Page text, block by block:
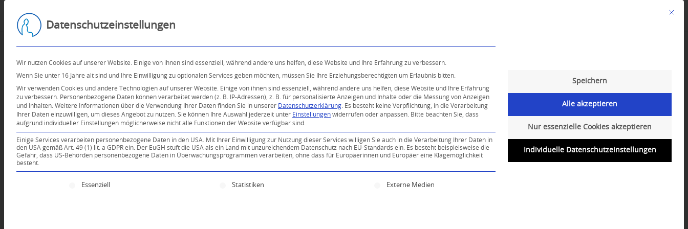
0
KOMMENTARE
Dein Kommentar
Mit
Datenschutzeinstellungen
Wir nutzen Cookies auf unserer Website. Einige von ihnen sind essenziell, während andere uns helfen, diese Website und Ihre Erfahrung zu verbessern.
Wenn Sie unter 16 Jahre alt sind und Ihre Einwilligung zu optionalen Services geben möchten, müssen Sie Ihre Erziehungsberechtigten um Erlaubnis bitten.
Wir verwenden Cookies und andere Technologien auf unserer Website. Einige von ihnen sind essenziell, während andere uns helfen, diese Website und Ihre Erfahrung
zu verbessern.
Personenbezogene Daten können verarbeitet werden (z. B. IP-Adressen), z. B. für personalisierte Anzeigen und Inhalte oder die Messung von Anzeigen
und Inhalten. Weitere Informationen über die Verwendung Ihrer Daten finden Sie in unserer Datenschutzerklärung
Es besteht keine Verpflichtung, in die Verarbeitung
Ihrer Daten einzuwilligen, um dieses Angebot zu nutzen. Sie können Ihre Auswahl jederzeit unter Einstellungen widerrufen oder anpassen.
Bitte beachten Sie, dass
aufgrund individueller Einstellungen möglicherweise nicht alle Funktionen der Website verfügbar sind.
Einige Services verarbeiten personenbezogene Daten in den USA. Mit Ihrer Einwilligung zur Nutzung dieser Services willigen Sie auch in die Verarbeitung Ihrer Daten in
den USA gemäß Art. 49 (1) lit. a GDPR ein. Der EuGH stuft die USA als ein Land mit unzureichendem Datenschutz nach EU-Standards ein. Es besteht beispielsweise die
Gefahr, dass US-Behörden personenbezogene Daten in Überwachungsprogrammen verarbeiten, ohne dass für Europäerinnen und Europäer eine Klagemöglichkeit
besteht.
Es folgt eine Liste der Service-Gruppen, für die eine Einwilligung erteilt werden kann. Die erste Service-Gruppe ist essenziell und kann nicht abgewählt
Essenziell Statistiken Externe Medien
Speichern
Alle akzeptieren
Nur essenzielle Cookies akzeptieren
Individuelle Datenschutzeinstellungen